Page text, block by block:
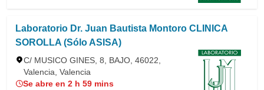
Laboratorio Dr. Juan Bautista Montoro CLINICA
SOROLLA (Sólo ASISA)
C/ MUSICO GINES, 8, BAJO, 46022,
Valencia, Valencia
Se abre en 2 h 59 mins